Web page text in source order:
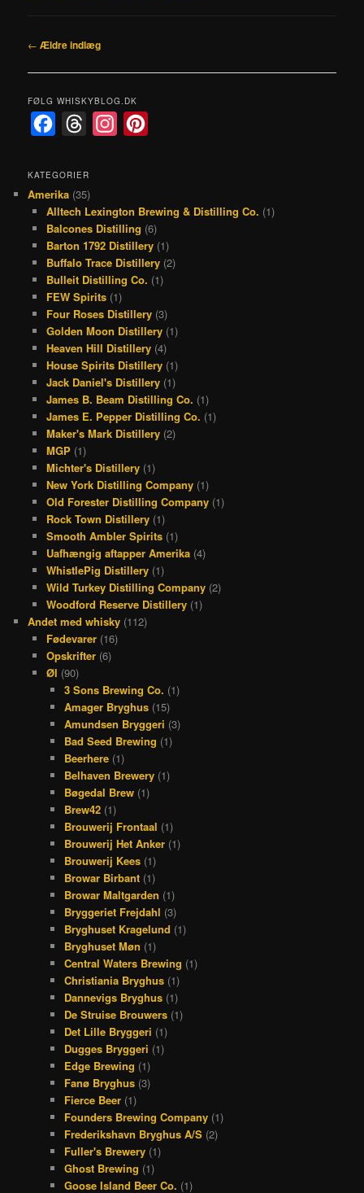
Indlægsnavigation
← Ældre indlæg
FØLG WHISKYBLOG.DK
c
e
b
o
o
k
r
e
a
d
s
a
g
r
a
m
e
r
e
t
KATEGORIER
Amerika (35)
Alltech Lexington Brewing & Distilling Co. (1)
Balcones Distilling (6)
Barton 1792 Distillery(1)
Buffalo Trace Distillery(2)
Bulleit Distilling Co. (1)
FEW Spirits(1)
Four Roses Distillery(3)
Golden Moon Distillery(1)
Heaven Hill Distillery(4)
House Spirits Distillery(1)
Jack Daniel's Distillery(1)
James B. Beam Distilling Co. (1)
James E. Pepper Distilling Co. (1)
Maker's Mark Distillery(2)
MGP(1)
Michter's Distillery(1)
New York Distilling Company(1)
Old Forester Distilling Company(1)
Rock Town Distillery(1)
Smooth Ambler Spirits(1)
Uafhængig aftapper Amerika(4)
WhistlePig Distillery(1)
Wild Turkey Distilling Company(2)
Woodford Reserve Distillery(1)
Andet med whisky (112)
Fødevarer(16)
Opskrifter(6)
Øl (90)
3 Sons Brewing Co. (1)
Amager Bryghus (15)
Amundsen Bryggeri (3)
Bad Seed Brewing (1)
Beerhere (1)
Belhaven Brewery (1)
Bøgedal Brew (1)
Brew42 (1)
Brouwerij Frontaal (1)
Brouwerij Het Anker (1)
Brouwerij Kees (1)
Browar Birbant (1)
Browar Maltgarden (1)
Bryggeriet Frejdahl (3)
Bryghuset Kragelund (1)
Bryghuset Møn (1)
Central Waters Brewing (1)
Christiania Bryghus (1)
Dannevigs Bryghus (1)
De Struise Brouwers (1)
Det Lille Bryggeri (1)
Dugges Bryggeri (1)
Edge Brewing (1)
Fanø Bryghus (3)
Fierce Beer (1)
Founders Brewing Company (1)
Frederikshavn Bryghus A/S (2)
Fuller's Brewery (1)
Ghost Brewing (1)
Goose Island Beer Co. (1)